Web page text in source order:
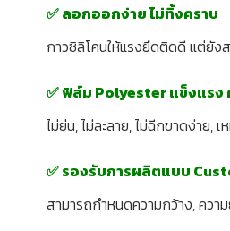
✅ ลอกออกง่าย ไม่ทิ้งคราบ
กาวซิลิโคนให้แรงยึดติดดี แต่ยัง
✅ ฟิล์ม Polyester แข็งแรง
ไม่ย่น, ไม่ละลาย, ไม่ฉีกขาดง่าย
✅ รองรับการผลิตแบบ
สามารถกำหนดความกว้าง, ควา